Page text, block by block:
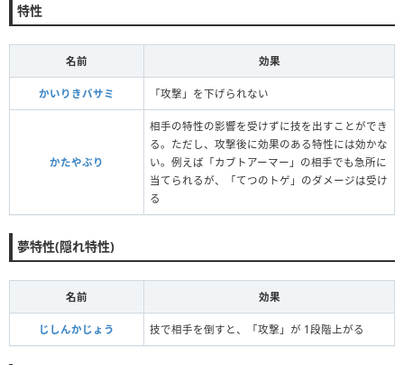
特性
名前 効果
かいりきバサミ 「攻撃」を下げられない
かたやぶり
相手の特性の影響を受けずに技を出すことができ
る。ただし、攻撃後に効果のある特性には効かな
い。例えば「カブトアーマー」の相手でも急所に
当てられるが、「てつのトゲ」のダメージは受け
る
夢特性(隠れ特性)
名前 効果
じしんかじょう 技で相手を倒すと、「攻撃」が 1段階上がる